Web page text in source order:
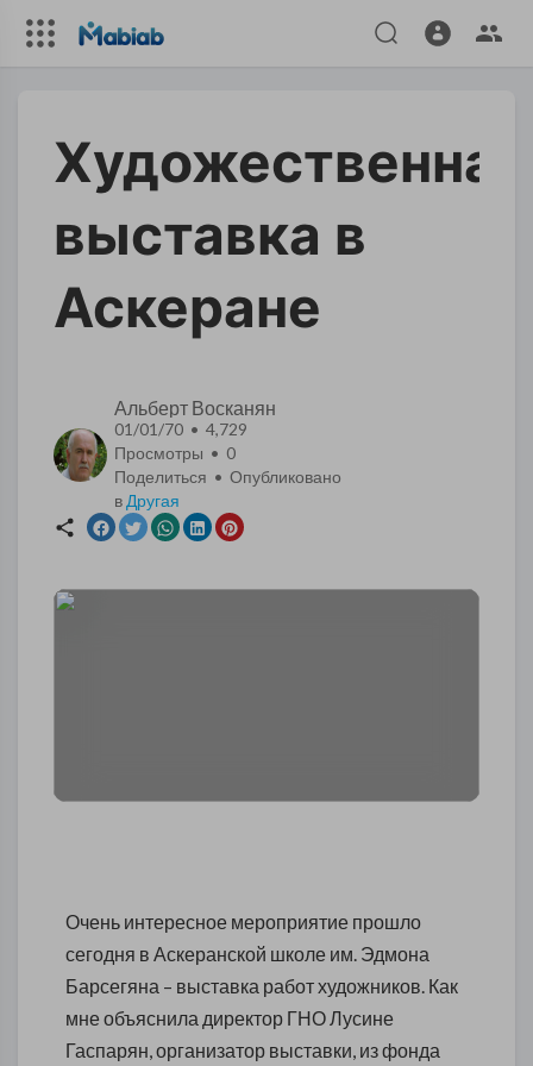
Художественная
выставка в
Аскеране
Альберт Восканян
01/01/70 • 4,729
Просмотры • 0
Поделиться • Опубликовано
в Другая
Очень интересное мероприятие прошло
сегодня в Аскеранской школе им. Эдмона
Барсегяна – выставка работ художников. Как
мне объяснила директор ГНО Лусине
Гаспарян, организатор выставки, из фонда